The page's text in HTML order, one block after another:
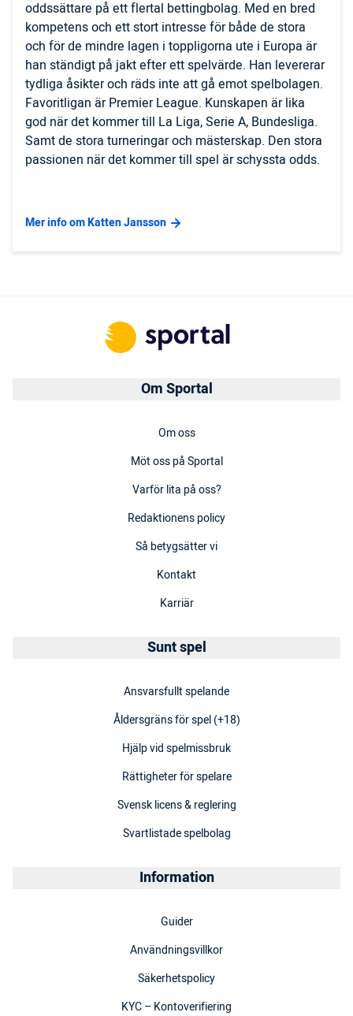
oddssättare på ett flertal bettingbolag. Med en bred
kompetens och ett stort intresse för både de stora
och för de mindre lagen i toppligorna ute i Europa är
han ständigt på jakt efter ett spelvärde. Han levererar
tydliga åsikter och räds inte att gå emot spelbolagen.
Favoritligan är Premier League. Kunskapen är lika
god när det kommer till La Liga, Serie A, Bundesliga.
Samt de stora turneringar och mästerskap. Den stora
passionen när det kommer till spel är schyssta odds.
Mer info om Katten Jansson
Om Sportal
Om oss
Möt oss på Sportal
Varför lita på oss?
Redaktionens policy
Så betygsätter vi
Kontakt
Karriär
Sunt spel
Ansvarsfullt spelande
Åldersgräns för spel (+18)
Hjälp vid spelmissbruk
Rättigheter för spelare
Svensk licens & reglering
Svartlistade spelbolag
Information
Guider
Användningsvillkor
Säkerhetspolicy
KYC – Kontoverifiering